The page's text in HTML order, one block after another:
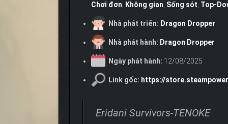
Chơi đơn, Không gian, Sống sót, Top-
Nhà phát triển: Dragon Dropper
Nhà phát hành: Dragon Dropper
Ngày phát hành: 12/08/2025
Link gốc: https://
Eridani Survivors-TENOKE